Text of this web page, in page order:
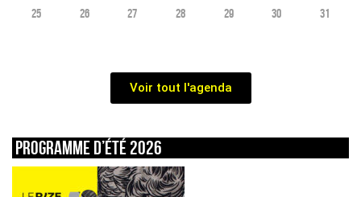
25 26 27 28 29 30 31
Voir tout l'agenda
Programme d’été 2026